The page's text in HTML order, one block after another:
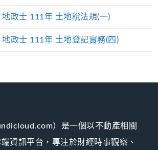
地政士 111年 土地稅法規(一)
地政士 111年 土地登記實務(四)
）是一個以不動產相關
資訊平台，專注於財經時事觀察、